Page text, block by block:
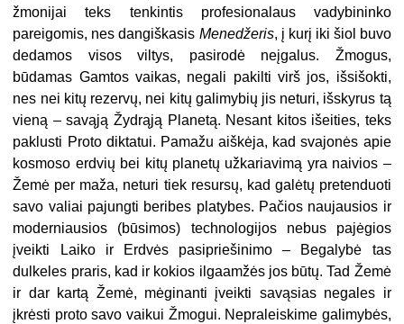
žmonijai teks tenkintis profesionalaus vadybininko
pareigomis, nes dangiškasis Menedžeris, į kurį iki šiol buvo
dedamos visos viltys, pasirodė neįgalus. Žmogus,
būdamas Gamtos vaikas, negali pakilti virš jos, išsišokti,
nes nei kitų rezervų, nei kitų galimybių jis neturi, išskyrus tą
vieną – savąją Žydrąją Planetą. Nesant kitos išeities, teks
paklusti Proto diktatui. Pamažu aiškėja, kad svajonės apie
kosmoso erdvių bei kitų planetų užkariavimą yra naivios –
Žemė per maža, neturi tiek resursų, kad galėtų pretenduoti
savo valiai pajungti beribes platybes. Pačios naujausios ir
moderniausios (būsimos) technologijos nebus pajėgios
įveikti Laiko ir Erdvės pasipriešinimo – Begalybė tas
dulkeles praris, kad ir kokios ilgaamžės jos būtų. Tad Žemė
ir dar kartą Žemė, mėginanti įveikti savąsias negales ir
įkrėsti proto savo vaikui Žmogui. Nepraleiskime galimybės,